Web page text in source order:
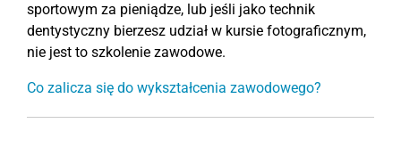
sportowym za pieniądze, lub jeśli jako technik
dentystyczny bierzesz udział w kursie fotograficznym,
nie jest to szkolenie zawodowe.
Co zalicza się do wykształcenia zawodowego?